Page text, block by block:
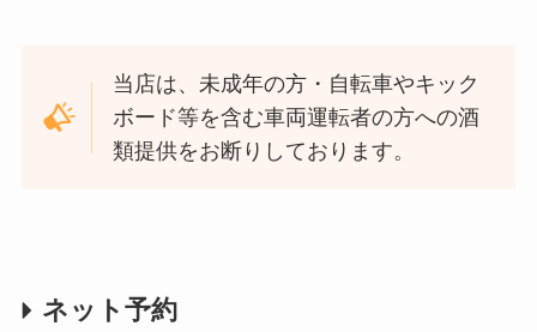
当店は、未成年の方・自転車やキック
ボード等を含む車両運転者の方への酒
類提供をお断りしております。
ネット予約